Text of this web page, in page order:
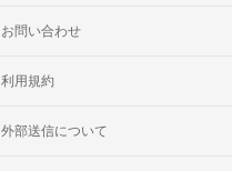
お問い合わせ
利用規約
外部送信について